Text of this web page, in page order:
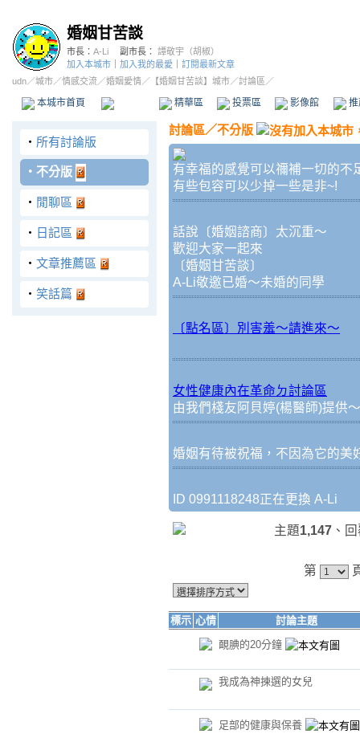
婚姻甘苦談
市長： A-Li 副市長： 譚敬宇（胡椒）
加入本城市
加入我的最愛
訂閱最新文章
udn／城市／情感交流／婚姻愛情／ 【婚姻甘苦談】城市／討論區／
本城市首頁 精華區 投票區 影像館
‧ 所有討論版
‧ 不分版
‧ 閒聊區
‧ 日記區
‧ 文章推薦區
‧ 笑話篇
討論區／不分版
有幸福的感覺可以禰補一切的不
有些包容可以少掉一些是非~!
話說〔婚姻諮商〕太沉重～
歡迎大家一起來
〔婚姻甘苦談〕
A-Li敬邀已婚～未婚的同學
〔點名區〕別害羞～請進來～
女性健康內在革命ㄉ討論區
由我們棧友阿貝婷(楊醫師)提供
婚姻有待被祝福，不因為它的美
ID 0991118248正在更換 A-Li
主題1,147 、
第
標示 心情
討論主題
靦腆的20分鐘
我成為神揀選的女兒
足部的健康與保養